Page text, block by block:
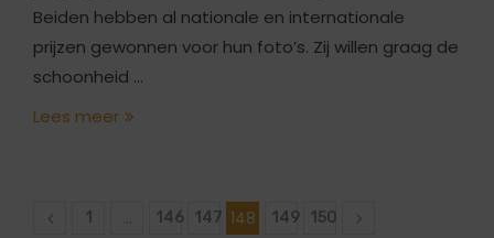
Beiden hebben al nationale en internationale
prijzen gewonnen voor hun foto’s. Zij willen graag de
schoonheid …
Lees meer
1 … 146 147 148 149 150